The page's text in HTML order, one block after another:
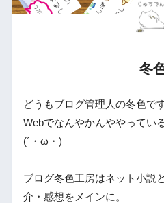
冬
どうもブログ管理人の冬色です
Webでなんやかんややってい
(´・ω・)
ブログ冬色工房はネット小説
介・感想をメインに。